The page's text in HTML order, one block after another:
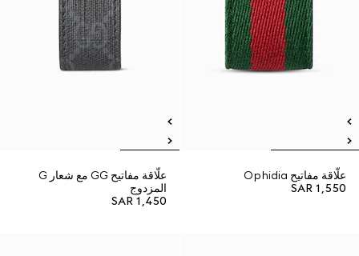
علّاقة مفاتيح Ophidia
SAR 1,550
علّاقة مفاتيح GG مع شعار G
المزدوج
SAR 1,450